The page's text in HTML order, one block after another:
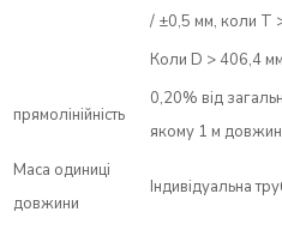
/ ±0,5 мм, коли T
Коли D > 406,4 мм
прямолінійність
0,20% від
якому 1 м
Маса одиниці
довжини
Індивідуальна